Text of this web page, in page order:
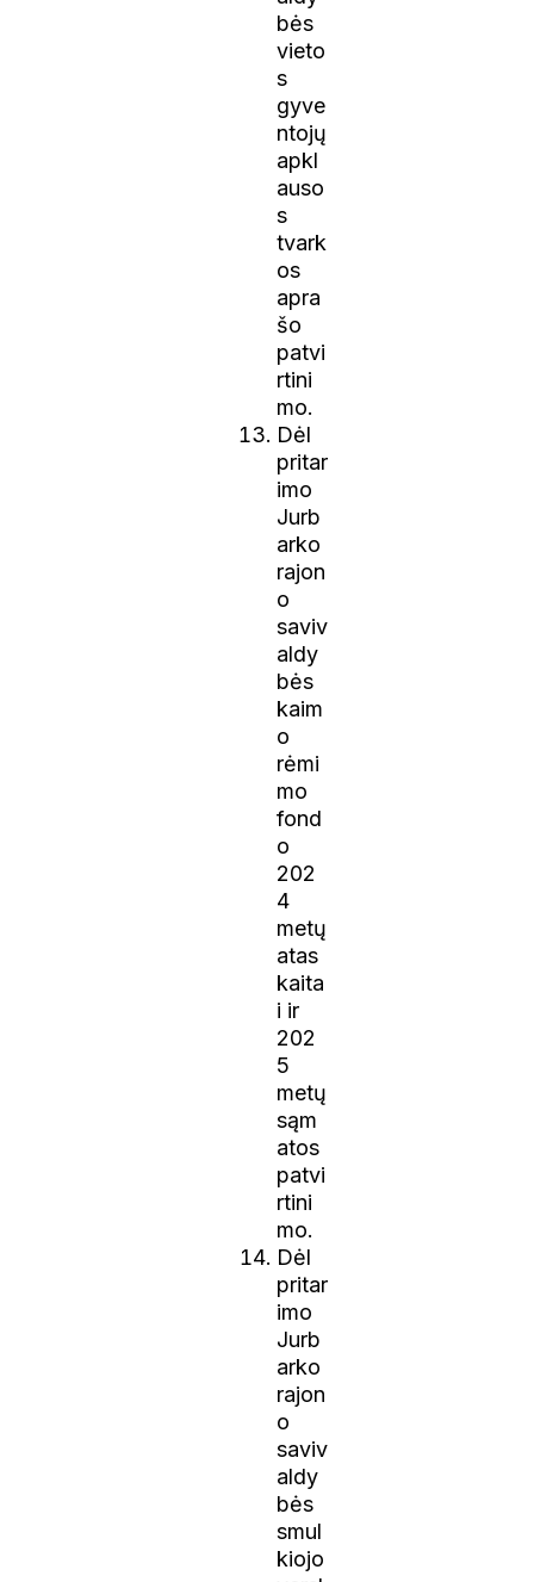
bės
vieto
s
gyve
ntojų
apkl
auso
s
tvark
os
apra
šo
patvi
rtini
mo.
Dėl
pritar
imo
Jurb
arko
rajon
o
saviv
aldy
bės
kaim
o
rėmi
mo
fond
o
202
4
metų
atas
kaita
i ir
202
5
metų
sąm
atos
patvi
rtini
mo.
Dėl
pritar
imo
Jurb
arko
rajon
o
saviv
aldy
bės
smul
kiojo